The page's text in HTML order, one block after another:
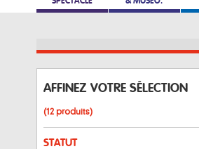
AFFINEZ VOTRE SÉLECTION
(12 produits)
STATUT